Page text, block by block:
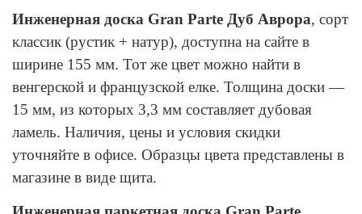
Инженерная доска Gran Parte Дуб Аврора, сорт
классик (рустик + натур), доступна на сайте в
ширине 155 мм. Тот же цвет можно найти в
венгерской и французской елке. Толщина доски —
15 мм, из которых 3,3 мм составляет дубовая
ламель. Наличия, цены и условия скидки
уточняйте в офисе. Образцы цвета представлены в
магазине в виде щита.